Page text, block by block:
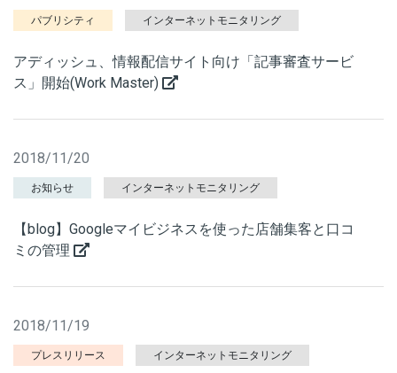
パブリシティ インターネットモニタリング
アディッシュ、情報配信サイト向け「記事審査サービ
ス」開始(Work Master)
2018/11/20
お知らせ インターネットモニタリング
【blog】Googleマイビジネスを使った店舗集客と口コ
ミの管理
2018/11/19
プレスリリース インターネットモニタリング